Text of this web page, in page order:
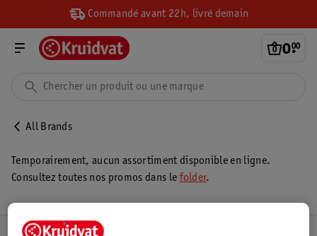
Commandé avant 22h, livré demain
0.
00
All Brands
Temporairement, aucun assortiment disponible en ligne.
Consultez toutes nos promos dans le folder.